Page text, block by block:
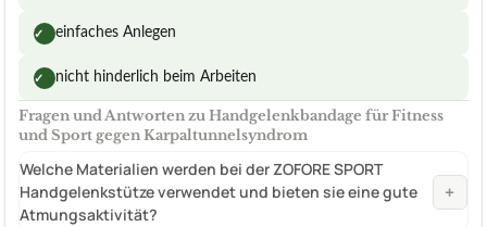
✓ einfaches Anlegen
✓ nicht hinderlich beim Arbeiten
Fragen und Antworten zu Handgelenkbandage für Fitness
und Sport gegen Karpaltunnelsyndrom
Welche Materialien werden bei der ZOFORE SPORT
Handgelenkstütze verwendet und bieten sie eine gute
Atmungsaktivität?
+